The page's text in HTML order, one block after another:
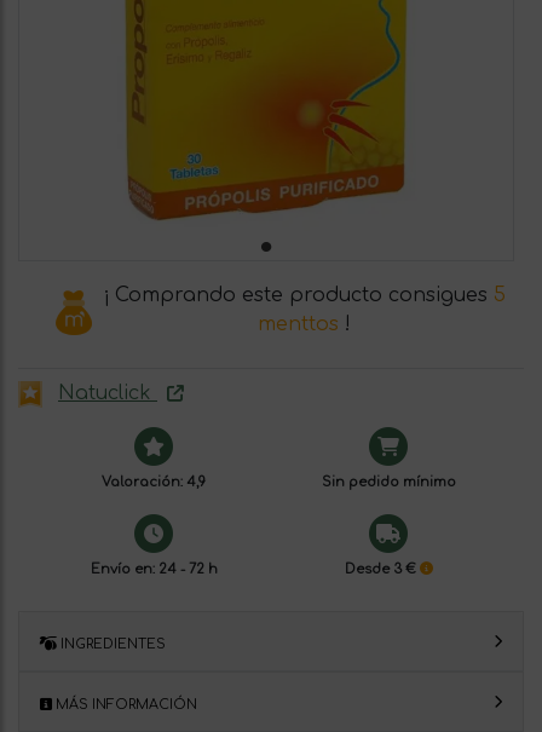
¡ Comprando este producto consigues 5
menttos !
Natuclick
Valoración: 4,9 Sin pedido mínimo
Envío en: 24 - 72 h Desde 3 €
INGREDIENTES
MÁS INFORMACIÓN